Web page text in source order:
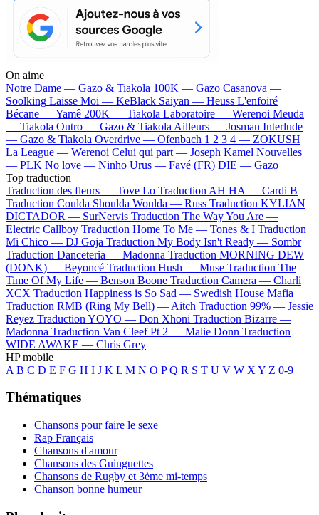
On aime
Notre Dame — Gazo & Tiakola 100K — Gazo Casanova —
Soolking Laisse Moi — KeBlack Saiyan — Heuss L'enfoiré
Bécane —Yamê 200K — Tiakola Laboratoire — Werenoi Meuda
— Tiakola Outro — Gazo & Tiakola Ailleurs — Josman Interlude
— Gazo & Tiakola Overdrive — Ofenbach 1 2 3 4 — ZOKUSH
La League — Werenoi Celui qui part — Joseph Kamel Nouvelles
— PLK No love — Ninho Urus — Favé (FR) DIE — Gazo
Top traduction
Traduction des fleurs — Tove Lo Traduction AH HA — Cardi B
Traduction Coulda Shoulda Woulda — Russ Traduction KYLIAN
DICTADOR — SurNervis Traduction The Way You Are —
Electric Callboy Traduction Home To Me — Tones & I Traduction
Mi Chico — DJ Goja Traduction My Body Isn't Ready — Sombr
Traduction Danceteria — Madonna Traduction MORNING DEW
(DONK) — Beyoncé Traduction Hush — Muse Traduction The
Time Of My Life — Benson Boone Traduction Camera — Charli
XCX Traduction Happiness is So Sad — Swedish House Mafia
Traduction RMB (Ring My Bell) — Aitch Traduction 99% — Jessie
Reyez Traduction YOYO — Don Xhoni Traduction Bizarre —
Madonna Traduction Van Cleef Pt 2 — Malie Donn Traduction
WIDE AWAKE — Chris Grey
HP mobile
A B C D E F G H I J K L M N O P Q R S T U V W X Y Z 0-9
Thématiques
Chansons pour faire le sexe
Rap Français
Chansons d'amour
Chansons des Guinguettes
Chansons de Rugby et 3ème mi-temps
Chanson bonne humeur